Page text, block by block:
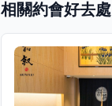
相關約會好去處